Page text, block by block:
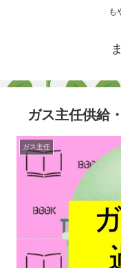
も
ガス主任供給
ガス主任